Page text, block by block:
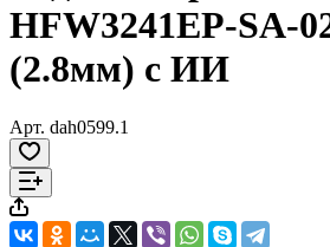
HFW3241EP-SA-
(2.8мм) с ИИ
Арт. dah0599.1